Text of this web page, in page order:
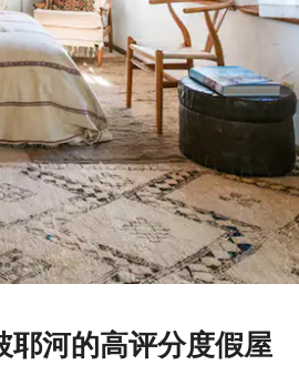
耶河的高评分度假屋